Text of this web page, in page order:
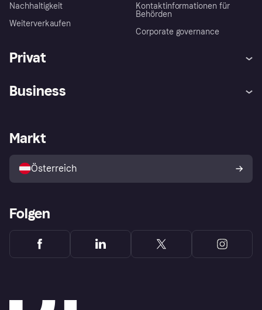
Nachhaltigkeit
Weiterverkaufen
Kontaktinformationen für
Behörden
Corporate governance
Privat
Shops entdecken
Business
Händlerportal
Markt
Österreich
Folgen